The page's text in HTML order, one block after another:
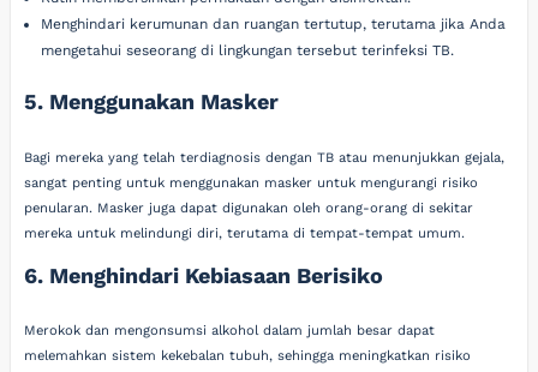
Menghindari kerumunan dan ruangan tertutup, terutama jika Anda
mengetahui seseorang di lingkungan tersebut terinfeksi TB.
5. Menggunakan Masker
Bagi mereka yang telah terdiagnosis dengan TB atau menunjukkan gejala,
sangat penting untuk menggunakan masker untuk mengurangi risiko
penularan. Masker juga dapat digunakan oleh orang-orang di sekitar
mereka untuk melindungi diri, terutama di tempat-tempat umum.
6. Menghindari Kebiasaan Berisiko
Merokok dan mengonsumsi alkohol dalam jumlah besar dapat
melemahkan sistem kekebalan tubuh, sehingga meningkatkan risiko